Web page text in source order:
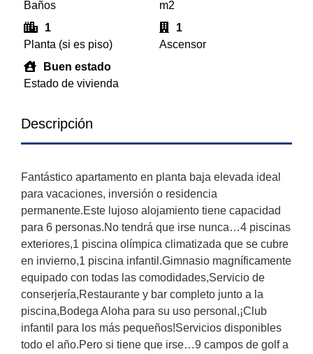
Baños
m2
1
Planta (si es piso)
1
Ascensor
Buen estado
Estado de vivienda
Descripción
Fantástico apartamento en planta baja elevada ideal
para vacaciones, inversión o residencia
permanente.Este lujoso alojamiento tiene capacidad
para 6 personas.No tendrá que irse nunca…4 piscinas
exteriores,1 piscina olímpica climatizada que se cubre
en invierno,1 piscina infantil.Gimnasio magníficamente
equipado con todas las comodidades,Servicio de
conserjería,Restaurante y bar completo junto a la
piscina,Bodega Aloha para su uso personal,¡Club
infantil para los más pequeños!Servicios disponibles
todo el año.Pero si tiene que irse…9 campos de golf a